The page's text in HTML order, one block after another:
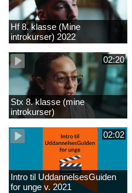
Hf 8. klasse (Mine
introkurser) 2022
02:20
Stx 8. klasse (mine
introkurser)
02:02
Intro til UddannelsesGuiden
for unge v. 2021